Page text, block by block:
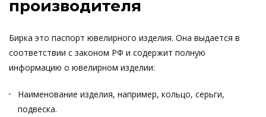
производителя
Бирка это паспорт ювелирного изделия. Она выдается в
соответствии с законом РФ и содержит полную
информацию о ювелирном изделии:
Наименование изделия, например, кольцо, серьги,
подвеска.